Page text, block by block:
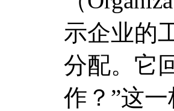
示企业的
分配。它
作？”这